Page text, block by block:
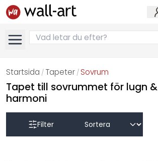
Startsida / Tapeter / Sovrum
Tapet till sovrummet för lugn &
harmoni
Filter